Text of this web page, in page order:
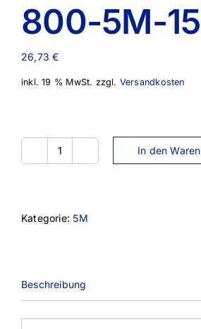
800-5M-15
26,73€
inkl. 19 % MwSt. zzgl. Versandkosten
800-
In den
Kategorie: 5M
Beschreibung